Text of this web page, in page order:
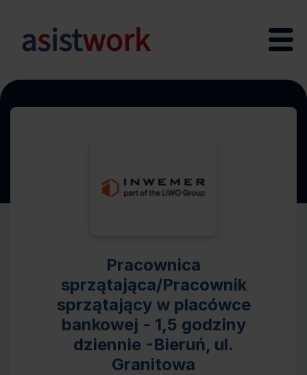
Pracownica
sprzątająca/Pracownik
sprzątający w placówce
bankowej - 1,5 godziny
dziennie -Bieruń, ul.
Granitowa